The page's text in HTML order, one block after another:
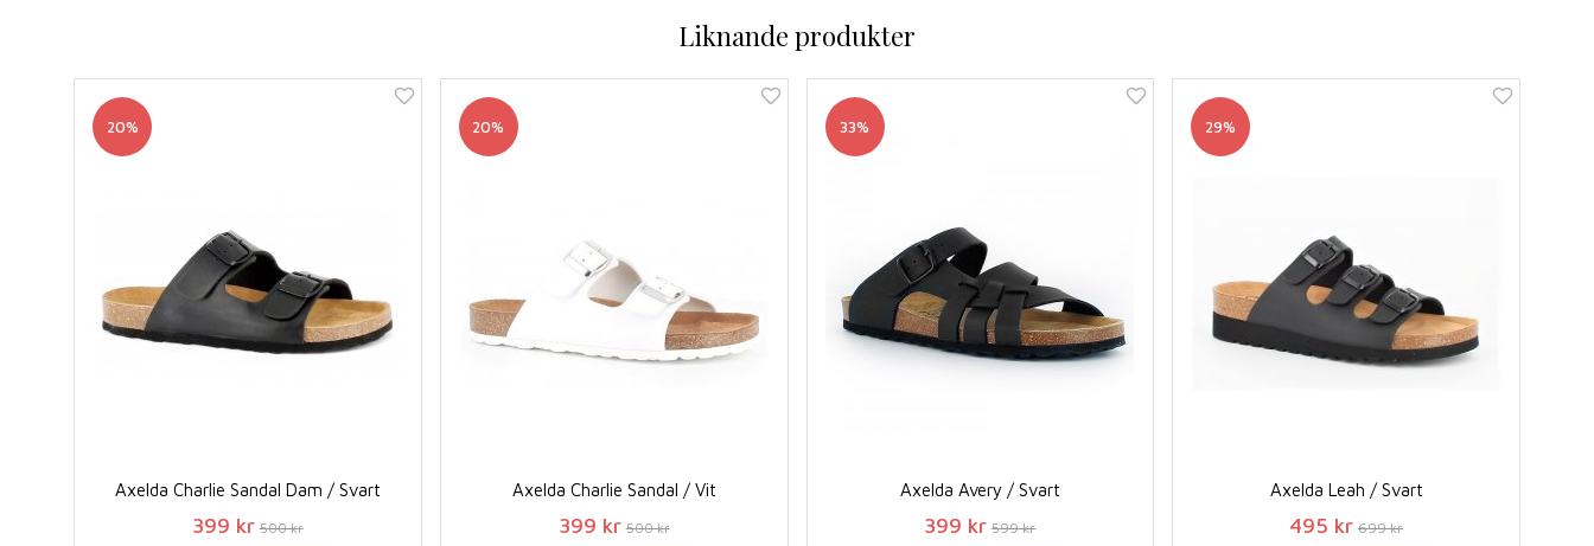
Liknande produkter
20%
Axelda Charlie Sandal Dam / Svart
399 kr 500 kr
20%
Axelda Charlie Sandal / Vit
399 kr 500 kr
33%
Axelda Avery / Svart
399 kr 599 kr
29%
Axelda Leah / Svart
495 kr 699 kr